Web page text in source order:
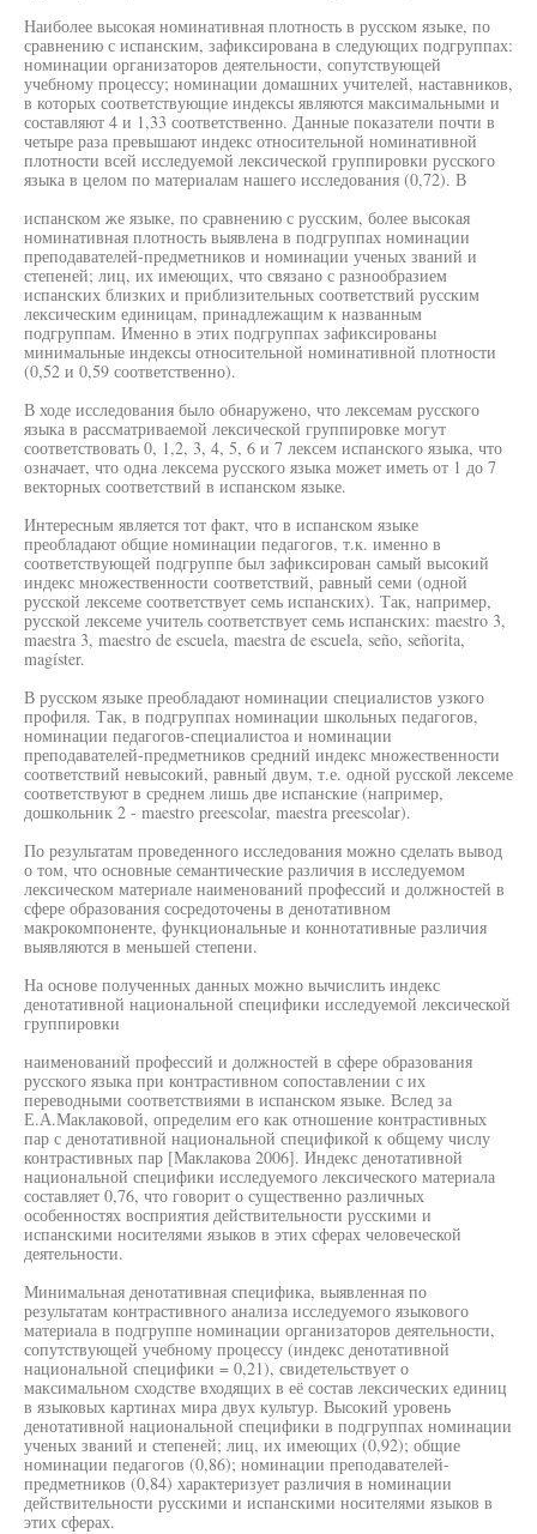
Наиболее высокая номинативная плотность в русском языке, по
сравнению с испанским, зафиксирована в следующих подгруппах:
номинации организаторов деятельности, сопутствующей
учебному процессу; номинации домашних учителей, наставников,
в которых соответствующие индексы являются максимальными и
составляют 4 и 1,33 соответственно. Данные показатели почти в
четыре раза превышают индекс относительной номинативной
плотности всей исследуемой лексической группировки русского
языка в целом по материалам нашего исследования (0,72). В
испанском же языке, по сравнению с русским, более высокая
номинативная плотность выявлена в подгруппах номинации
преподавателей-предметников и номинации ученых званий и
степеней; лиц, их имеющих, что связано с разнообразием
испанских близких и приблизительных соответствий русским
лексическим единицам, принадлежащим к названным
подгруппам. Именно в этих подгруппах зафиксированы
минимальные индексы относительной номинативной плотности
(0,52 и 0,59 соответственно).
В ходе исследования было обнаружено, что лексемам русского
языка в рассматриваемой лексической группировке могут
соответствовать 0, 1,2, 3, 4, 5, 6 и 7 лексем испанского языка, что
означает, что одна лексема русского языка может иметь от 1 до 7
векторных соответствий в испанском языке.
Интересным является тот факт, что в испанском языке
преобладают общие номинации педагогов, т.к. именно в
соответствующей подгруппе был зафиксирован самый высокий
индекс множественности соответствий, равный семи (одной
русской лексеме соответствует семь испанских). Так, например,
русской лексеме учитель соответствует семь испанских: maestro 3,
maestra 3, maestro de escuela, maestra de escuela, seño, señorita,
magíster.
В русском языке преобладают номинации специалистов узкого
профиля. Так, в подгруппах номинации школьных педагогов,
номинации педагогов-специалистоа и номинации
преподавателей-предметников средний индекс множественности
соответствий невысокий, равный двум, т.е. одной русской лексеме
соответствуют в среднем лишь две испанские (например,
дошкольник 2 - maestro preescolar, maestra preescolar).
По результатам проведенного исследования можно сделать вывод
о том, что основные семантические различия в исследуемом
лексическом материале наименований профессий и должностей в
сфере образования сосредоточены в денотативном
макрокомпоненте, функциональные и коннотативные различия
выявляются в меньшей степени.
На основе полученных данных можно вычислить индекс
денотативной национальной специфики исследуемой лексической
группировки
наименований профессий и должностей в сфере образования
русского языка при контрастивном сопоставлении с их
переводными соответствиями в испанском языке. Вслед за
Е.А.Маклаковой, определим его как отношение контрастивных
пар с денотативной национальной спецификой к общему числу
контрастивных пар [Маклакова 2006]. Индекс денотативной
национальной специфики исследуемого лексического материала
составляет 0,76, что говорит о существенно различных
особенностях восприятия действительности русскими и
испанскими носителями языков в этих сферах человеческой
деятельности.
Минимальная денотативная специфика, выявленная по
результатам контрастивного анализа исследуемого языкового
материала в подгруппе номинации организаторов деятельности,
сопутствующей учебному процессу (индекс денотативной
национальной специфики = 0,21), свидетельствует о
максимальном сходстве входящих в её состав лексических единиц
в языковых картинах мира двух культур. Высокий уровень
денотативной национальной специфики в подгруппах номинации
ученых званий и степеней; лиц, их имеющих (0,92); общие
номинации педагогов (0,86); номинации преподавателей-
предметников (0,84) характеризует различия в номинации
действительности русскими и испанскими носителями языков в
этих сферах.